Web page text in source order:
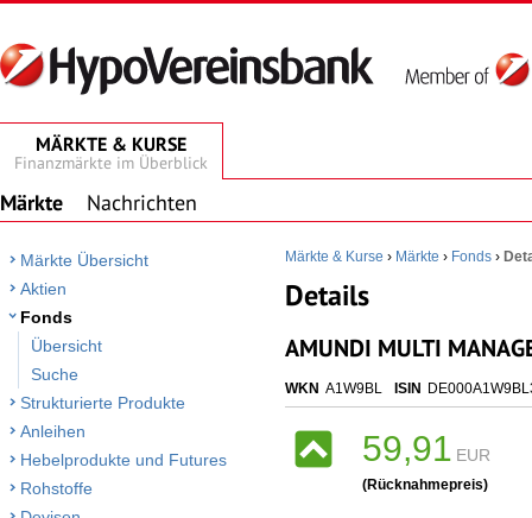
MÄRKTE & KURSE
Finanzmärkte im Überblick
Märkte Nachrichten
Märkte Übersicht
Aktien
Fonds
Übersicht
Suche
Strukturierte Produkte
Anleihen
Hebelprodukte und Futures
Rohstoffe
Märkte & Kurse › Märkte › Fonds ›
Details
AMUNDI MULTI
WKN A1W9BL ISIN
59,91 EUR
(Rücknahmepreis)